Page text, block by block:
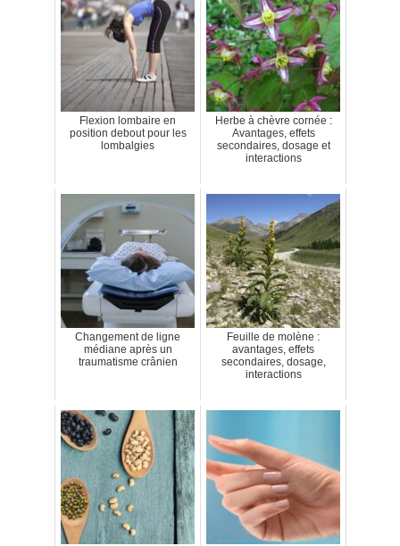
Flexion lombaire en
position debout pour les
lombalgies
Herbe à chèvre cornée :
Avantages, effets
secondaires, dosage et
interactions
Changement de ligne
médiane après un
traumatisme crânien
Feuille de molène :
avantages, effets
secondaires, dosage,
interactions